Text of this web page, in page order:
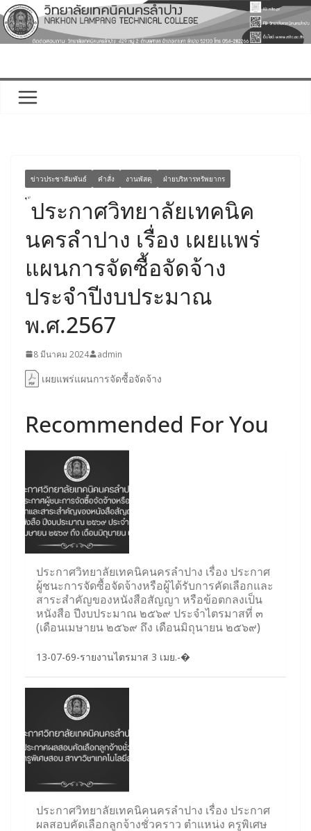
Skip
to
content
ข่าวประชาสัมพันธ์ คำสั่ง งานพัสดุ ฝ่ายบริหารทรัพยากร
ประกาศวิทยาลัยเทคนิค
นครลำปาง เรื่อง เผยแพร่
แผนการจัดซื้อจัดจ้าง
ประจำปีงบประมาณ
พ.ศ.2567
8 มีนาคม 2024 admin
เผยแพร่แผนการจัดซื้อจัดจ้าง
Recommended For You
ประกาศวิทยาลัยเทคนิคนครลำปาง เรื่อง ประกาศ
ผู้ชนะการจัดซื้อจัดจ้างหรือผู้ได้รับการคัดเลือกและ
สาระสำคัญของหนังสือสัญญา หรือข้อตกลงเป็น
หนังสือ ปีงบประมาณ ๒๕๖๙ ประจำไตรมาสที่ ๓
(เดือนเมษายน ๒๕๖๙ ถึง เดือนมิถุนายน ๒๕๖๙)
13-07-69-รายงานไตรมาส 3 เมย.-�
ประกาศวิทยาลัยเทคนิคนครลำปาง เรื่อง ประกาศ
ผลสอบคัดเลือกลูกจ้างชั่วคราว ตำแหน่ง ครูพิเศษ